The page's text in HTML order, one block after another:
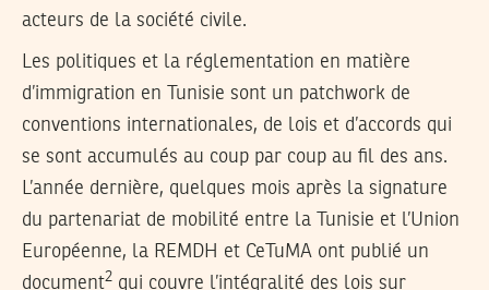
acteurs de la société civile.
Les politiques et la réglementation en matière
d’immigration en Tunisie sont un patchwork de
conventions internationales, de lois et d’accords qui
se sont accumulés au coup par coup au fil des ans.
L’année dernière, quelques mois après la signature
du partenariat de mobilité entre la Tunisie et l’Union
Européenne, la REMDH et CeTuMA ont publié un
document2 qui couvre l’intégralité des lois sur